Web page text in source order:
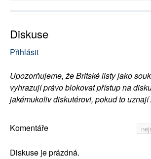
Diskuse
Přihlásit
Upozorňujeme, že Britské listy jako
vyhrazují právo blokovat přístup na
jakémukoliv diskutérovi, pokud to uznají
Komentáře
Diskuse je prázdná.